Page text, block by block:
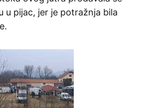
u pijac, jer je potražnja bila